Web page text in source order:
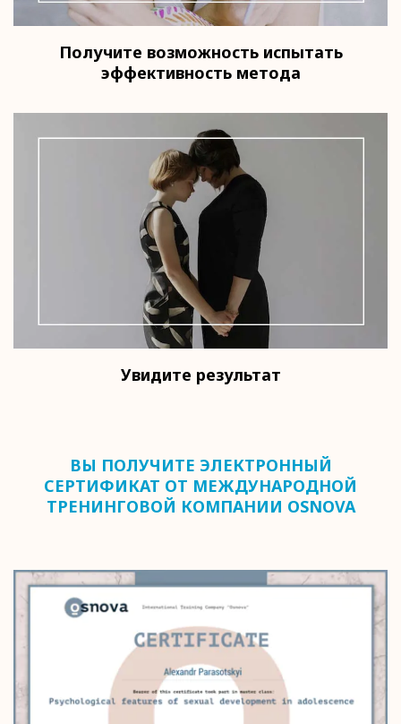
Получите возможность испытать
эффективность метода
Увидите результат
ВЫ ПОЛУЧИТЕ ЭЛЕКТРОННЫЙ
СЕРТИФИКАТ ОТ МЕЖДУНАРОДНОЙ
ТРЕНИНГОВОЙ КОМПАНИИ OSNOVA